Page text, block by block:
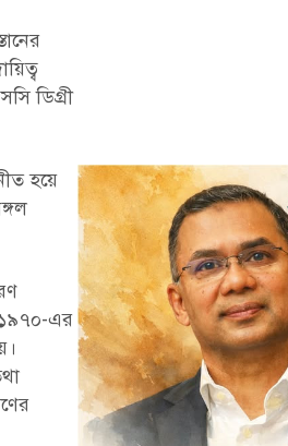
ডিগ্রী
হয়ে
এর